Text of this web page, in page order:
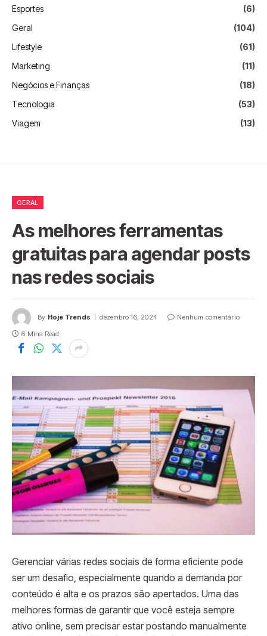
Esportes
(6)
Geral
(104)
Lifestyle
(61)
Marketing
(11)
Negócios e Finanças
(18)
Tecnologia
(53)
Viagem
(13)
GERAL
As melhores ferramentas
gratuitas para agendar posts
nas redes sociais
By Hoje Trends dezembro 16, 2024
Nenhum comentário
6 Mins Read
Gerenciar várias redes sociais de forma eficiente pode
ser um desafio, especialmente quando a demanda por
conteúdo é alta e os prazos são apertados. Uma das
melhores formas de garantir que você esteja sempre
ativo online, sem precisar estar postando manualmente